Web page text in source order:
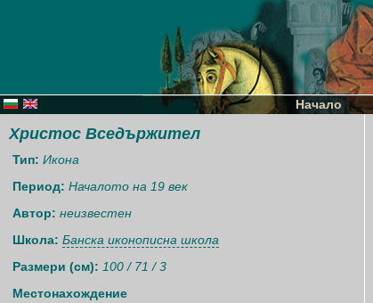
Начало
Христос Вседържител
Тип: Икона
Период: Началото на 19 век
Автор: неизвестен
Школа: Банска иконописна школа
Размери (см): 100 / 71 / 3
Местонахождение